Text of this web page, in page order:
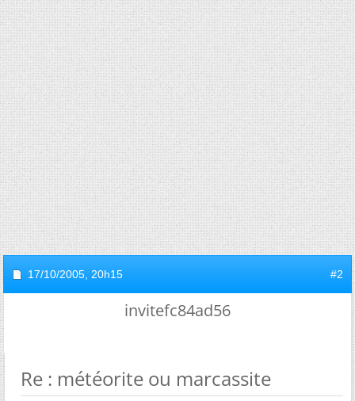
17/10/2005, 20h15 #2
invitefc84ad56
Re : météorite ou marcassite